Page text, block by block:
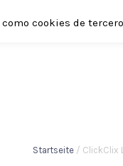
Startseite / ClickClix
cookies de